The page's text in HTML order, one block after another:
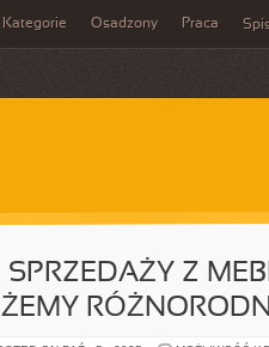
Kategorie Osadzony Praca
Z